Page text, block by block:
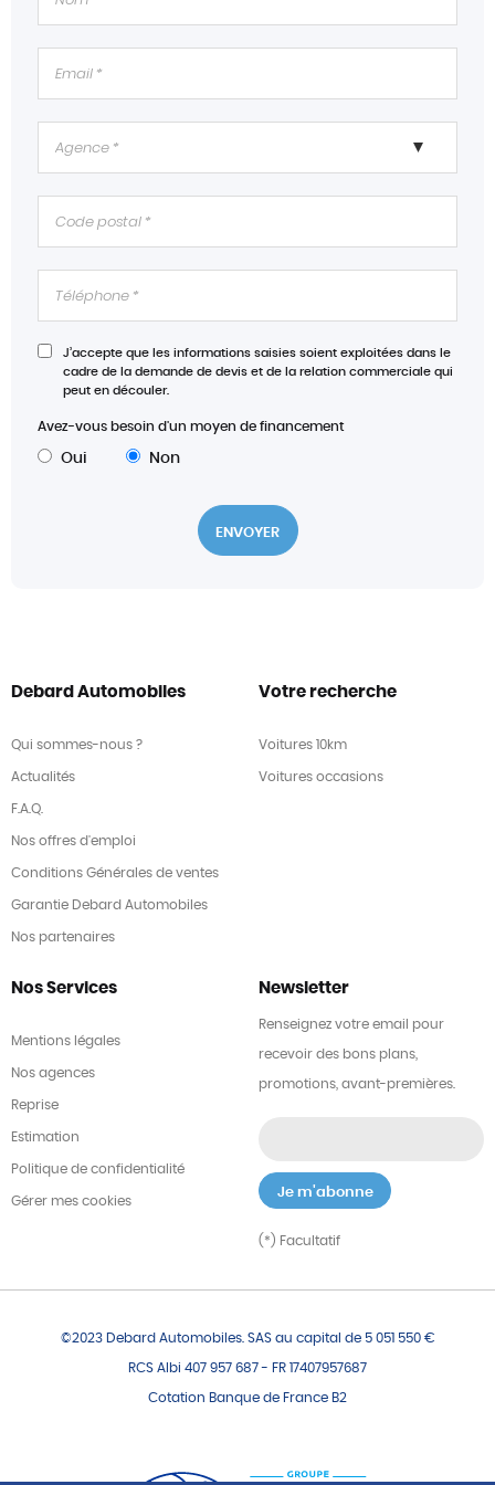
J’accepte que les informations saisies soient exploitées dans le
cadre de la demande de devis et de la relation commerciale qui
peut en découler.
Avez-vous besoin d'un moyen de financement
Oui Non
Rétroviseurs rabattables automatique
Siège conducteur réglable en hauteur
Siège passager réglable en hauteur
Système de contrôle des angles morts
Vitres arrière électriques
Volant cuir
Debard Automobiles
Qui sommes-nous ?
Actualités
F.A.Q.
Nos offres d'emploi
Conditions Générales de ventes
Garantie Debard Automobiles
Nos partenaires
Votre recherche
Voitures 10km
Voitures occasions
Nos Services
Mentions légales
Nos agences
Reprise
Estimation
Politique de confidentialité
Gérer mes cookies
Newsletter
Renseignez votre email pour
recevoir des bons plans,
promotions, avant-premières.
(*) Facultatif
©2023 Debard Automobiles. SAS au capital de 5 051 550 €
RCS Albi 407 957 687 - FR 17407957687
Cotation Banque de France B2